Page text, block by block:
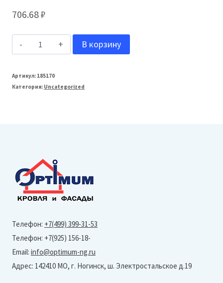
706.68₽
Количество
ТЕХОСНАСТКА
T-
Пихта
(1,09х0,455м)
Урал
9005
В корзину
Артикул: 185170
Категория: Uncategorized
Телефон: +7(499) 399-31-53
Телефон: +7(925) 156-18-
Email: info@optimum-ng.ru
Адрес: 142410 МО, г. Ногинск, ш. Электростальское д.19